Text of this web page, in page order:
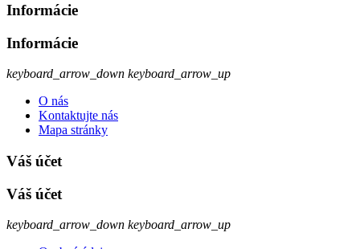
Informácie
Informácie
keyboard_arrow_down keyboard_arrow_up
O nás
Kontaktujte nás
Mapa stránky
Váš účet
Váš účet
keyboard_arrow_down keyboard_arrow_up